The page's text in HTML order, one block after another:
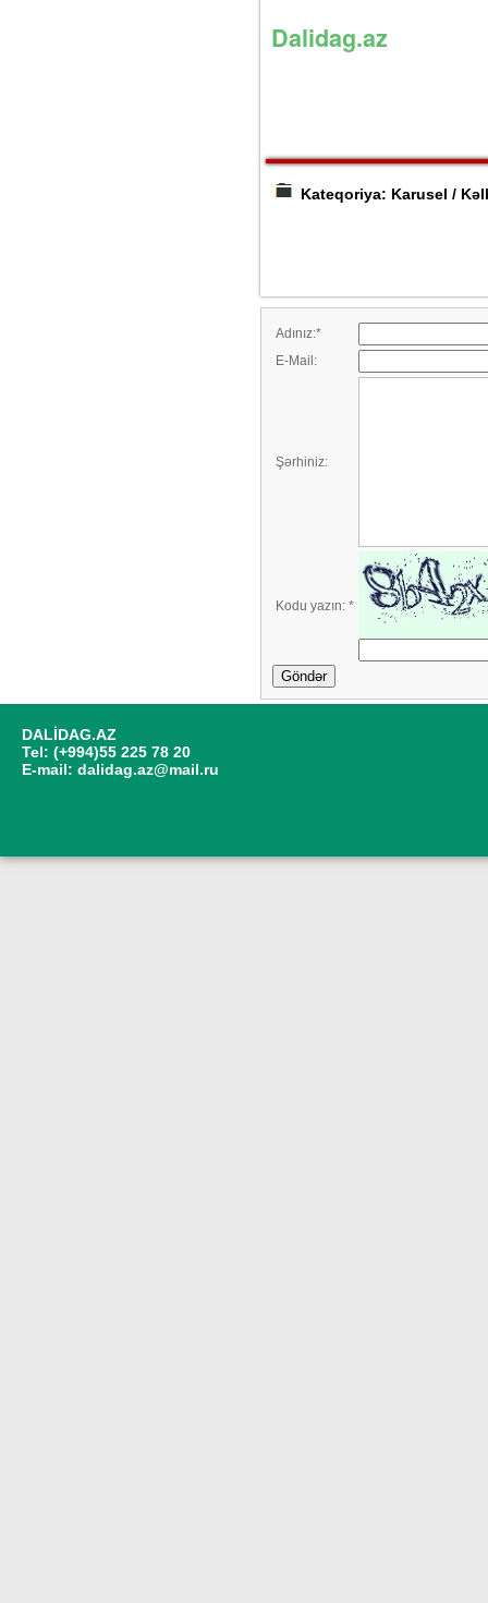
Dalidag.az
Kateqoriya: Karusel /
Adınız:*
E-Mail:
Şərhiniz:
Kodu yazın: *
Göndər
DALİDAG.AZ
Tel: (+994)55 225 78 20
E-mail: dalidag.az@mail.ru